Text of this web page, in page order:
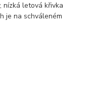
nízká letová křivka
je na schváleném